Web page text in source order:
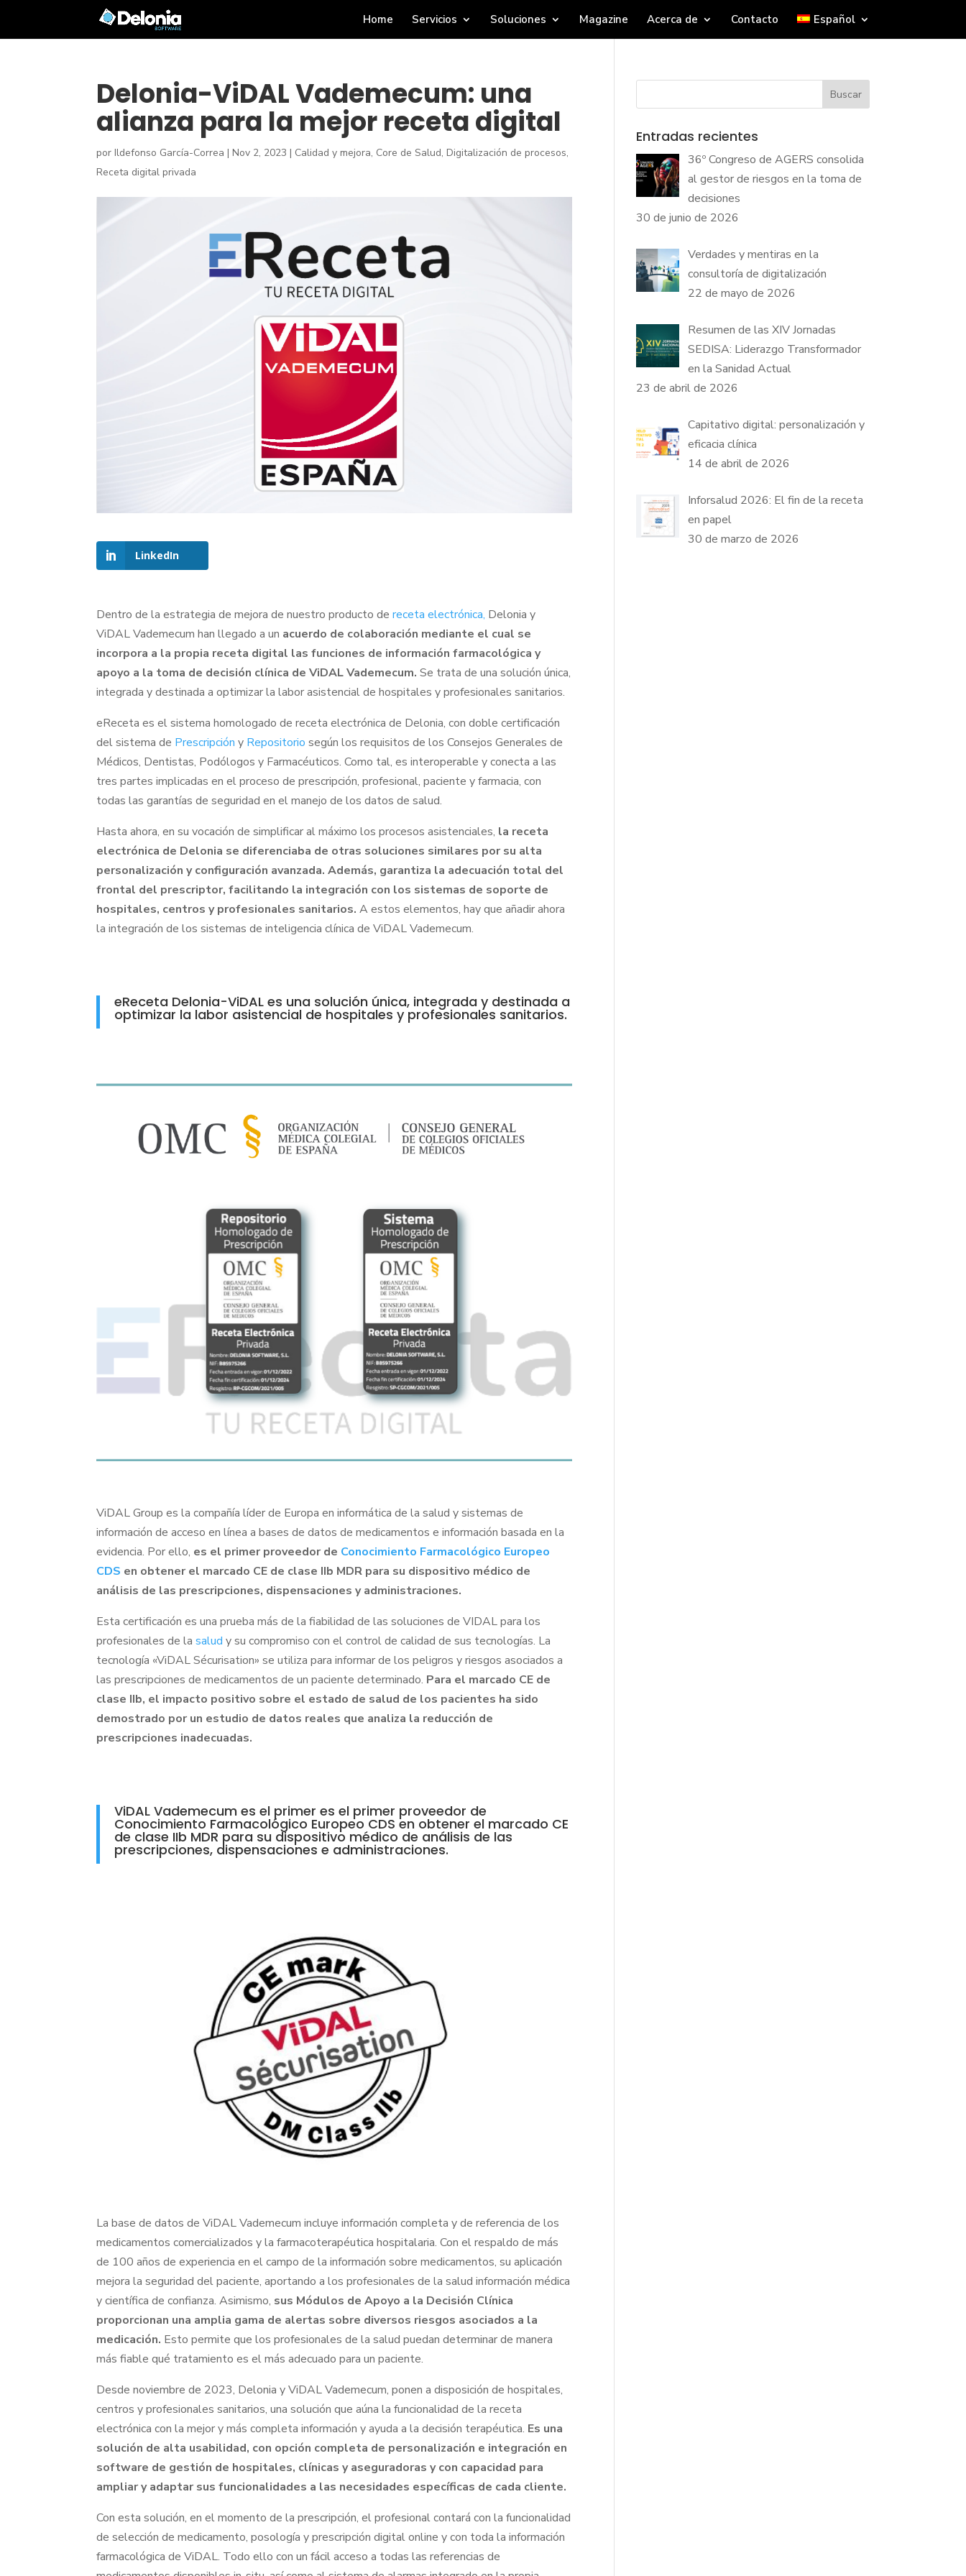
Home Servicios Soluciones Magazine Acerca de Contacto Español
Delonia-ViDAL Vademecum: una
alianza para la mejor receta digital
porIldefonso García-Correa |Nov 2, 2023 | Calidad y mejora, Core de Salud,Digitalización de procesos,
Receta digital privada
LinkedIn
Dentro de la estrategia de mejora de nuestro producto dereceta electrónica, Delonia y
ViDAL Vademecum han llegado a un acuerdo de colaboración mediante el cual se
incorpora a la propia receta digital las funciones de información farmacológica y
apoyo a la toma de decisión clínica de ViDAL Vademecum.Se trata de una solución única,
integrada y destinada a optimizar la labor asistencial de hospitales y profesionales sanitarios.
eReceta es el sistema homologado de receta electrónica de Delonia, con doble certificación
del sistema de Prescripcióny Repositorio según los requisitos de los Consejos Generales de
Médicos, Dentistas, Podólogos y Farmacéuticos. Como tal, es interoperable y conecta a las
tres partes implicadas en el proceso de prescripción, profesional, paciente y farmacia, con
todas las garantías de seguridad en el manejo de los datos de salud.
Hasta ahora, en su vocación de simplificar al máximo los procesos asistenciales, la receta
electrónica de Delonia se diferenciaba de otras soluciones similares por su alta
personalización y configuración avanzada. Además, garantiza la adecuación total del
frontal del prescriptor, facilitando la integración con los sistemas de soporte de
hospitales, centros y profesionales sanitarios. A estos elementos, hay que añadir ahora
la integración de los sistemas de inteligencia clínica de ViDAL Vademecum.
eReceta Delonia-ViDAL es una solución única, integrada y destinada a
optimizar la labor asistencial de hospitales y profesionales sanitarios.
ViDAL Group es la compañía líder de Europa en informática de la salud y sistemas de
información de acceso en línea a bases de datos de medicamentos e información basada en la
evidencia. Por ello, es el primer proveedor de Conocimiento Farmacológico Europeo
CDS en obtener el marcado CE de clase IIb MDR para su dispositivo médico de
análisis de las prescripciones, dispensaciones y administraciones.
Esta certificación es una prueba más de la fiabilidad de las soluciones de VIDAL para los
profesionales de lasalud y su compromiso con el control de calidad de sus tecnologías. La
tecnología «ViDAL Sécurisation» se utiliza para informar de los peligros y riesgos asociados a
las prescripciones de medicamentos de un paciente determinado. Para el marcado CE de
clase IIb, el impacto positivo sobre el estado de salud de los pacientes ha sido
demostrado por un estudio de datos reales que analiza la reducción de
prescripciones inadecuadas.
ViDAL Vademecum es el primer es el primer proveedor de
Conocimiento Farmacológico Europeo CDS en obtener el marcado CE
de clase IIb MDR para su dispositivo médico de análisis de las
prescripciones, dispensaciones e administraciones.
La base de datos de ViDAL Vademecum incluye información completa y de referencia de los
medicamentos comercializados y la farmacoterapéutica hospitalaria. Con el respaldo de más
de 100 años de experiencia en el campo de la información sobre medicamentos, su aplicación
mejora la seguridad del paciente, aportando a los profesionales de la salud información médica
y científica de confianza. Asimismo, sus Módulos de Apoyo a la Decisión Clínica
proporcionan una amplia gama de alertas sobre diversos riesgos asociados a la
medicación. Esto permite que los profesionales de la salud puedan determinar de manera
más fiable qué tratamiento es el más adecuado para un paciente.
Desde noviembre de 2023, Delonia y ViDAL Vademecum, ponen a disposición de hospitales,
centros y profesionales sanitarios, una solución que aúna la funcionalidad de la receta
electrónica con la mejor y más completa información y ayuda a la decisión terapéutica. Es una
solución de alta usabilidad, con opción completa de personalización e integración en
software de gestión de hospitales, clínicas y aseguradoras y con capacidad para
ampliar y adaptar sus funcionalidades a las necesidades específicas de cada cliente.
Con esta solución, en el momento de la prescripción, el profesional contará con la funcionalidad
de selección de medicamento, posología y prescripción digital online y con toda la información
farmacológica de ViDAL. Todo ello con un fácil acceso a todas las referencias de
Buscar
Entradas recientes
36º Congreso de AGERS consolida
al gestor de riesgos en la toma de
decisiones
30 de junio de 2026
Verdades y mentiras en la
consultoría de digitalización
22 de mayo de 2026
Resumen de las XIV Jornadas
SEDISA: Liderazgo Transformador
en la Sanidad Actual
23 de abril de 2026
Capitativo digital: personalización y
eficacia clínica
14 de abril de 2026
Inforsalud 2026: El fin de la receta
en papel
30 de marzo de 2026